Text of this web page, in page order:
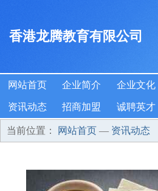
香港龙腾教育有限公司
网站首页 企业简介 企业文化
资讯动态 招商加盟 诚聘英才
当前位置： 网站首页 — 资讯动态